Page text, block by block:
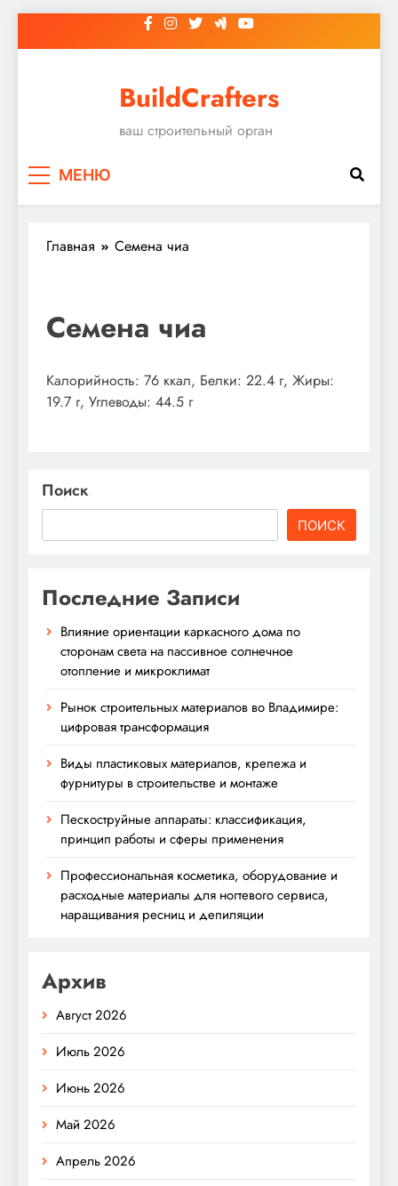
к
BuildCrafters
ваш строительный орган
МЕНЮ
Главная Семена чиа
Семена чиа
Калорийность: 76 ккал, Белки: 22.4 г, Жиры:
19.7 г, Углеводы: 44.5 г
Поиск
ПОИСК
Последние Записи
Влияние ориентации каркасного дома по
сторонам света на пассивное солнечное
отопление и микроклимат
Рынок строительных материалов во Владимире:
цифровая трансформация
Виды пластиковых материалов, крепежа и
фурнитуры в строительстве и монтаже
Пескоструйные аппараты: классификация,
принцип работы и сферы применения
Профессиональная косметика, оборудование и
расходные материалы для ногтевого сервиса,
наращивания ресниц и депиляции
Архив
Август 2026
Июль 2026
Июнь 2026
Май 2026
Апрель 2026